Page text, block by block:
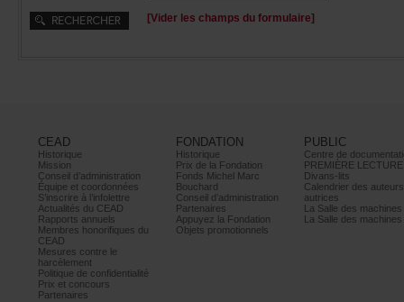
[Viderleschampsduformulaire]
CEAD
Historique
Mission
Conseild’administration
Équipeetcoordonnées
S’inscrireàl’infolettre
ActualitésduCEAD
Rapportsannuels
Membreshonorifiquesdu
CEAD
Mesurescontrele
harcèlement
Politiquedeconfidentialité
Prixetconcours
Partenaires
FONDATION
Historique
PrixdelaFondation
FondsMichelMarc
Bouchard
Conseild’administration
Partenaires
AppuyezlaFondation
Objetspromotionnels
PUBLIC
PREMIÈRELECTURE
Divans-lits
autrices